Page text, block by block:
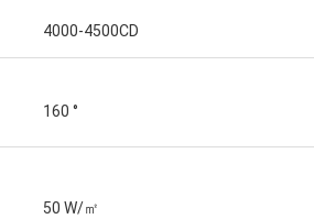
4000-4500CD
160 °
50 W/㎡